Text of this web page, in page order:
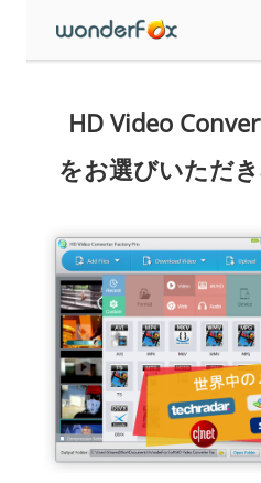
HD Video
をお選びいただ